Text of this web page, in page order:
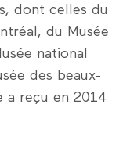
dont celles du
du Musée
national
des beaux-
a reçu en 2014